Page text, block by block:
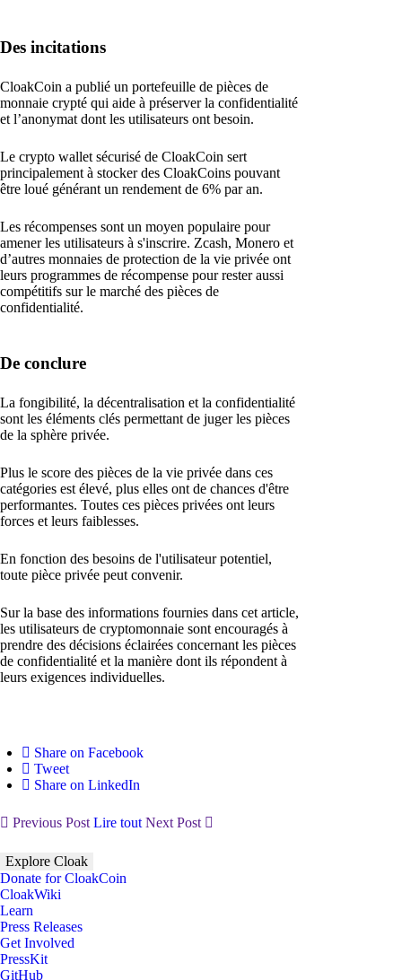
Des incitations
CloakCoin a publié un portefeuille de pièces de
monnaie crypté qui aide à préserver la confidentialité
et l’anonymat dont les utilisateurs ont besoin.
Le crypto wallet sécurisé de CloakCoin sert
principalement à stocker des CloakCoins pouvant
être loué générant un rendement de 6% par an.
Les récompenses sont un moyen populaire pour
amener les utilisateurs à s'inscrire. Zcash, Monero et
d’autres monnaies de protection de la vie privée ont
leurs programmes de récompense pour rester aussi
compétitifs sur le marché des pièces de
confidentialité.
De conclure
La fongibilité, la décentralisation et la confidentialité
sont les éléments clés permettant de juger les pièces
de la sphère privée.
Plus le score des pièces de la vie privée dans ces
catégories est élevé, plus elles ont de chances d'être
performantes. Toutes ces pièces privées ont leurs
forces et leurs faiblesses.
En fonction des besoins de l'utilisateur potentiel,
toute pièce privée peut convenir.
Sur la base des informations fournies dans cet article,
les utilisateurs de cryptomonnaie sont encouragés à
prendre des décisions éclairées concernant les pièces
de confidentialité et la manière dont ils répondent à
leurs exigences individuelles.
Share on Facebook
Tweet
Share on LinkedIn
Previous Post Lire tout Next Post
Explore Cloak
Donate for CloakCoin
CloakWiki
Learn
Press Releases
Get Involved
PressKit
GitHub